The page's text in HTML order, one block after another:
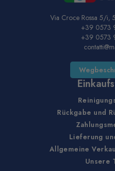
Via Croce Rossa 5/i,
+39 0573
+39 0573
Rückgabe und
Lieferung
Allgemeine
Unsere